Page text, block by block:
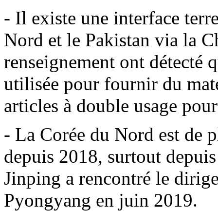
- Il existe une interface
Nord et le Pakistan via la
renseignement ont détecté
utilisée pour fournir du
articles à double usage
- La Corée du Nord est de
depuis 2018, surtout
Jinping a rencontré le
Pyongyang en juin 2019.